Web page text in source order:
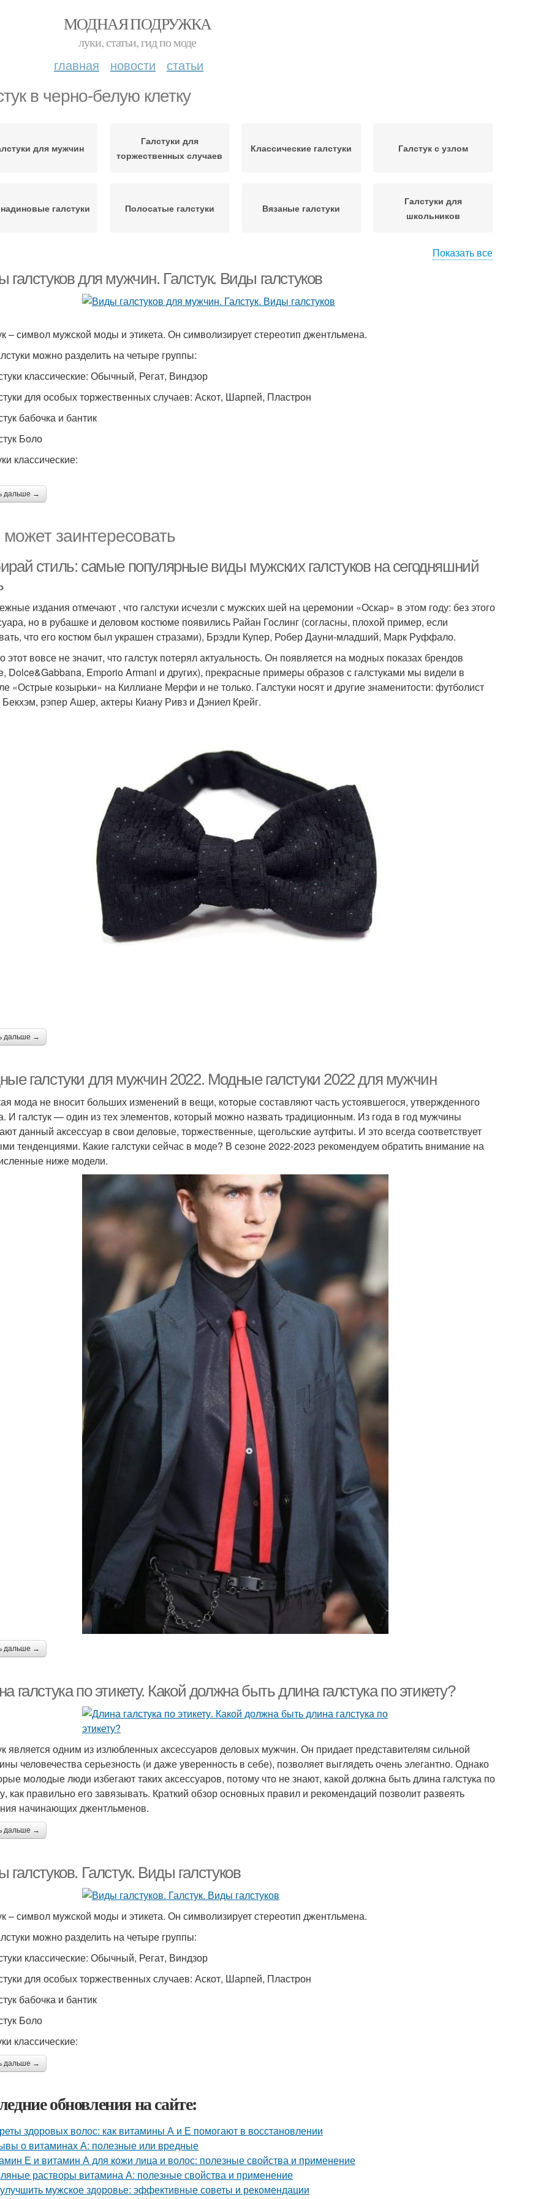
МОДНАЯ ПОДРУЖКА
луки, статьи, гид по моде
главная новости статьи
в черно-белую клетку
для мужчин
Галстуки для
торжественных случаев
Классические галстуки Галстук с узлом
галстуки Полосатые галстуки Вязаные галстуки
Галстуки для
школьников
Показать все
галстуков для мужчин. Галстук. Виды галстуков
– символ мужской моды и этикета. Он символизирует стереотип джентльмена.
можно разделить на четыре группы:
классические: Обычный, Регат, Виндзор
для особых торжественных случаев: Аскот, Шарпей, Пластрон
бабочка и бантик
Боло
классические:
дальше →
заинтересовать
стиль: самые популярные виды мужских галстуков на сегодняшний
издания отмечают , что галстуки исчезли с мужских шей на церемонии «Оскар» в этом году: без этого
но в рубашке и деловом костюме появились Райан Гослинг (согласны, плохой пример, если
что его костюм был украшен стразами), Брэдли Купер, Робер Дауни-младший, Марк Руффало.
этот вовсе не значит, что галстук потерял актуальность. Он появляется на модных показах брендов
Dolce&Gabbana, Emporio Armani и других), прекрасные примеры образов с галстуками мы видели в
«Острые козырьки» на Киллиане Мерфи и не только. Галстуки носят и другие знаменитости: футболист
рэпер Ашер, актеры Киану Ривз и Дэниел Крейг.
дальше →
галстуки для мужчин 2022. Модные галстуки 2022 для мужчин
мода не вносит больших изменений в вещи, которые составляют часть устоявшегося, утвержденного
И галстук — один из тех элементов, который можно назвать традиционным. Из года в год мужчины
данный аксессуар в свои деловые, торжественные, щегольские аутфиты. И это всегда соответствует
тенденциями. Какие галстуки сейчас в моде? В сезоне 2022-2023 рекомендуем обратить внимание на
ниже модели.
дальше →
галстука по этикету. Какой должна быть длина галстука по этикету?
является одним из излюбленных аксессуаров деловых мужчин. Он придает представителям сильной
человечества серьезность (и даже уверенность в себе), позволяет выглядеть очень элегантно. Однако
молодые люди избегают таких аксессуаров, потому что не знают, какой должна быть длина галстука по
как правильно его завязывать. Краткий обзор основных правил и рекомендаций позволит развеять
начинающих джентльменов.
дальше →
галстуков. Галстук. Виды галстуков
– символ мужской моды и этикета. Он символизирует стереотип джентльмена.
можно разделить на четыре группы:
классические: Обычный, Регат, Виндзор
для особых торжественных случаев: Аскот, Шарпей, Пластрон
бабочка и бантик
Боло
классические:
дальше →
обновления на сайте:
здоровых волос: как витамины А и Е помогают в восстановлении
о витаминах А: полезные или вредные
Е и витамин А для кожи лица и волос: полезные свойства и применение
растворы витамина А: полезные свойства и применение
мужское здоровье: эффективные советы и рекомендации